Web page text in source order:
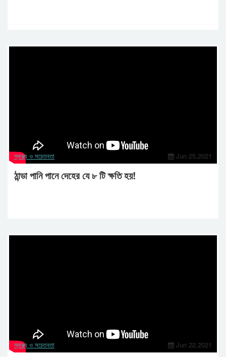
স্বাস্থ্য ও সচেতনতা Jun 25,2021
ঠান্ডা পানি পানে দেহের যে ৮ টি ক্ষতি হয়!
স্বাস্থ্য ও সচেতনতা Jun 22,2021